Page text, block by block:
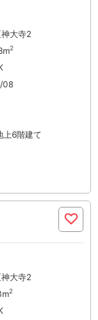
大寺2
2
08
上6階建て
大寺2
2